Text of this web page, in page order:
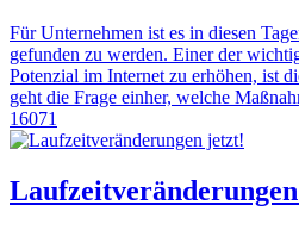
Für Unternehmen ist es in diesen
gefunden zu werden. Einer der
Potenzial im Internet zu erhöhen, ist
geht die Frage einher, welche
16071